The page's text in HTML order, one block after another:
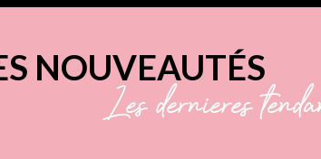
NOUVEAUTÉS
Les dernières